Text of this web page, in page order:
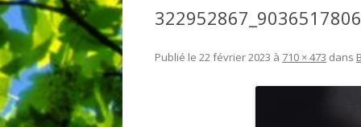
POURQUOI UN PAPILLON ?
LA
Publié le 22 février 2023 à 710 × 473 dans